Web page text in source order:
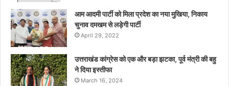
आम आदमी पार्टी को मिला प्रदेश का नया मुखिया, निकाय
चुनाव दमखम से लड़ेगी पार्टी
April 29, 2022
उत्तराखंड कांग्रेस को एक और बड़ा झटका, पूर्व मंत्री की बहु
ने दिया इस्तीफा
March 16, 2024